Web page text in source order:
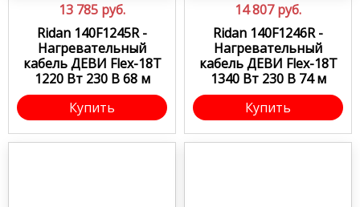
13 785 руб.
Ridan 140F1245R -
Нагревательный
кабель ДЕВИ Flex-18T
1220 Вт 230 В 68 м
Купить
14 807 руб.
Ridan 140F1246R -
Нагревательный
кабель ДЕВИ Flex-18T
1340 Вт 230 В 74 м
Купить